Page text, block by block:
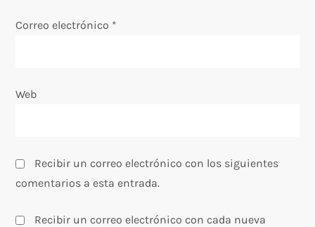
Correo electrónico *
Web
Recibir un correo electrónico con los siguientes
comentarios a esta entrada.
Recibir un correo electrónico con cada nueva